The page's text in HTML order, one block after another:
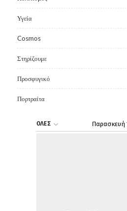
Υγεία
Cosmos
Στηρίζουμε
Προσφυγικό
Πορτραίτα